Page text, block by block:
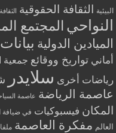
البيئية الثقافة الحقوقية
النواحي المجتمع
الميادين الدولية
أماني تواريخ ووقائع جمعية
رياضات أخرى سلايدر
عاصمة الرياضة عاصمة
المكان فيسبوكيات في ضيافة
العالم مفكرة العاصمة